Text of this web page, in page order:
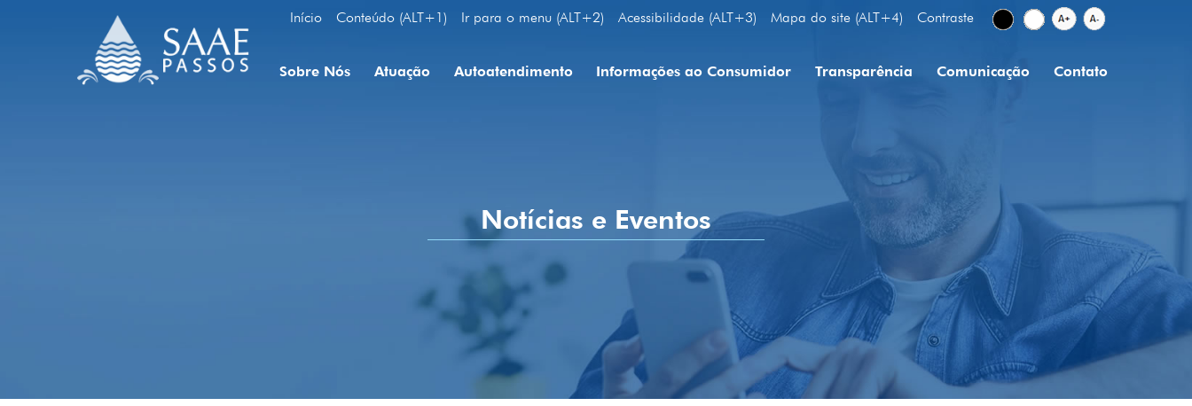
Início Conteúdo (ALT+1) Ir para o menu (ALT+2) Acessibilidade (ALT+3) Mapa do site (ALT+4) Contraste
Sobre Nós Atuação Autoatendimento Informações ao Consumidor Transparência Comunicação Contato
Notícias e Eventos